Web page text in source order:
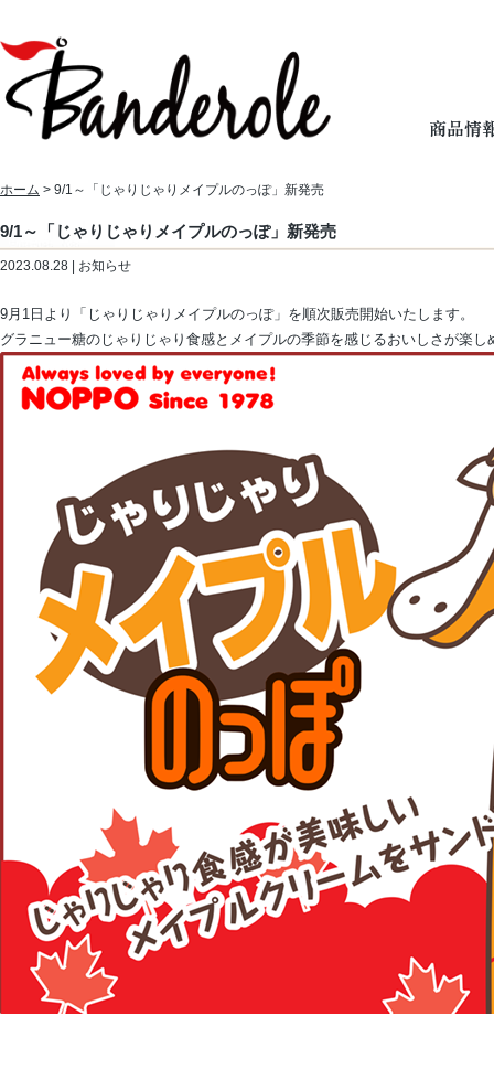
ホーム > 9/1～「じゃりじゃりメイプルのっぽ」新発売
9/1～「じゃりじゃりメイプルのっぽ」新発売
2023.08.28 | お知らせ
9月1日より「じゃりじゃりメイプルのっぽ」を順次販売開始いたします。
グラニュー糖のじゃりじゃり食感とメイプルの季節を感じるおいしさが楽し